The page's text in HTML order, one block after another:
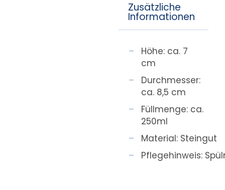
Zusätzliche
Informationen
Höhe: ca. 7
cm
Durchmesser:
ca. 8,5 cm
Füllmenge: ca.
250ml
Material: Steingut
Pflegehinweis: